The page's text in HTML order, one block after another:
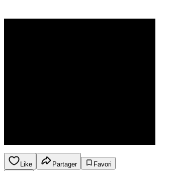
Like Partager
Favori